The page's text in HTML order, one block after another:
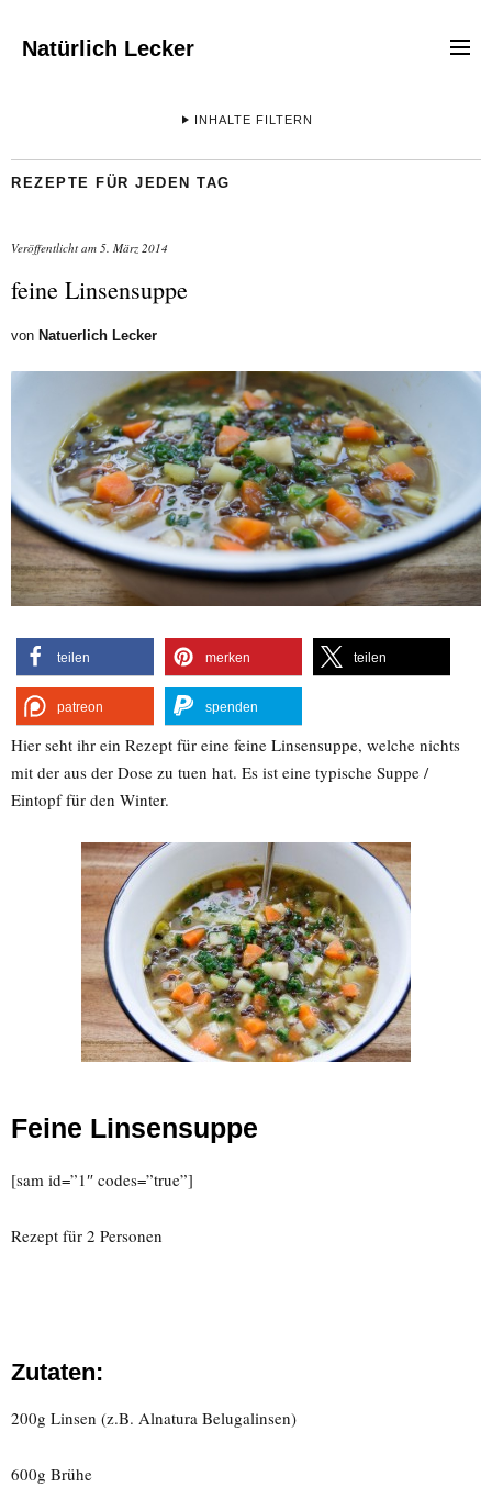
Natürlich Lecker
INHALTE FILTERN
REZEPTE FÜR JEDEN TAG
Veröffentlicht am 5. März 2014
feine Linsensuppe
von Natuerlich Lecker
teilen merken teilen
patreon spenden
Hier seht ihr ein Rezept für eine feine Linsensuppe, welche nichts
mit der aus der Dose zu tuen hat. Es ist eine typische Suppe /
Eintopf für den Winter.
Feine Linsensuppe
[sam id=”1″ codes=”true”]
Rezept für 2 Personen
Zutaten:
200g Linsen (z.B. Alnatura Belugalinsen)
600g Brühe